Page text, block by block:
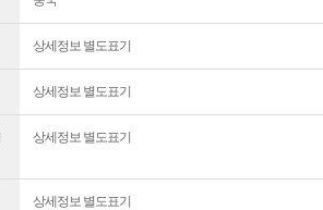
상세정보 별도표기
상세정보 별도표기
상세정보 별도표기
상세정보 별도표기